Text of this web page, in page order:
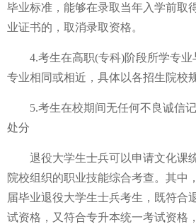
毕业标准，能够在录取当年入学前取
业证书的，取消录取资格。
4.考生在高职(专科)阶段所学专
专业相同或相近，具体以各招生院校
5.考生在校期间无任何不良诚信
处分
退役大学生士兵可以申请文化课
院校组织的职业技能综合考查。其中
届毕业退役大学生士兵考生，既符合
试资格，又符合专升本统一考试资格